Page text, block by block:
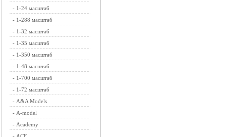
- 1-24 масштаб
- 1-288 масштаб
- 1-32 масштаб
- 1-35 масштаб
- 1-350 масштаб
- 1-48 масштаб
- 1-700 масштаб
- 1-72 масштаб
- A&A Models
- A-model
- Academy